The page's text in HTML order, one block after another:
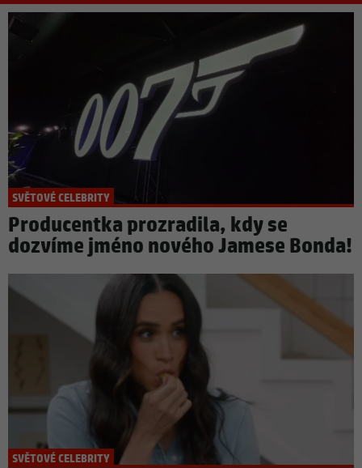
SVĚTOVÉ CELEBRITY
Producentka prozradila, kdy se
dozvíme jméno nového Jamese Bonda!
SVĚTOVÉ CELEBRITY